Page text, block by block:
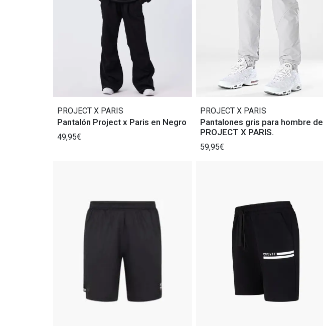
PROJECT X PARIS
Pantalón Project x Paris en Negro
49,95€
PROJECT X PARIS
Pantalones gris para hombre de
PROJECT X PARIS.
59,95€